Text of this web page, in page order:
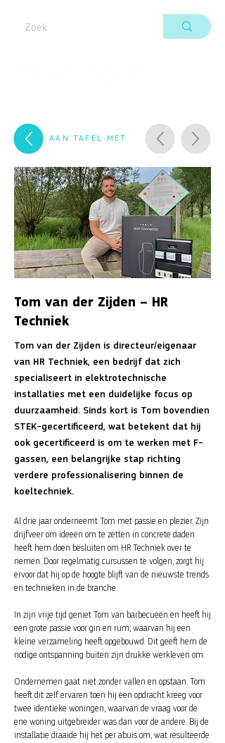
AAN TAFEL MET
Tom van der Zijden – HR
Techniek
Tom van der Zijden is directeur/eigenaar
van HR Techniek, een bedrijf dat zich
specialiseert in elektrotechnische
installaties met een duidelijke focus op
duurzaamheid. Sinds kort is Tom bovendien
STEK-gecertificeerd, wat betekent dat hij
ook gecertificeerd is om te werken met F-
gassen, een belangrijke stap richting
verdere professionalisering binnen de
koeltechniek.
Al drie jaar onderneemt Tom met passie en plezier. Zijn
drijfveer om ideeën om te zetten in concrete daden
heeft hem doen besluiten om HR Techniek over te
nemen. Door regelmatig cursussen te volgen, zorgt hij
ervoor dat hij op de hoogte blijft van de nieuwste trends
en technieken in de branche.
In zijn vrije tijd geniet Tom van barbecueën en heeft hij
een grote passie voor gin en rum, waarvan hij een
kleine verzameling heeft opgebouwd. Dit geeft hem de
nodige ontspanning buiten zijn drukke werkleven om.
Ondernemen gaat niet zonder vallen en opstaan. Tom
heeft dit zelf ervaren toen hij een opdracht kreeg voor
twee identieke woningen, waarvan de vraag voor de
ene woning uitgebreider was dan voor de andere. Bij de
installatie draaide hij het per abuis om, wat resulteerde